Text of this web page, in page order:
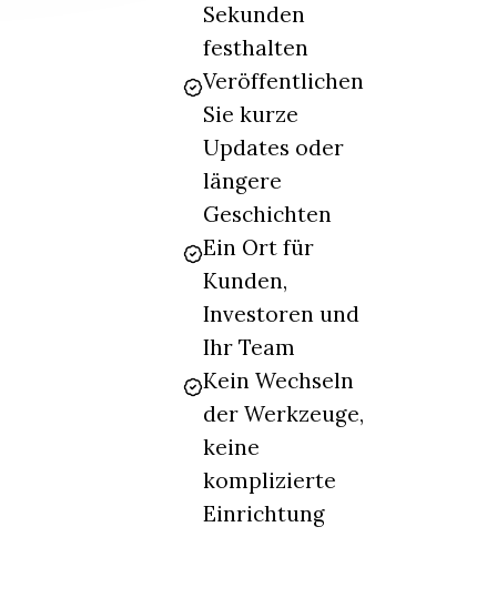
Sekunden
festhalten
Veröffentlichen
Sie kurze
Updates oder
längere
Geschichten
Ein Ort für
Kunden,
Investoren und
Ihr Team
Kein Wechseln
der Werkzeuge,
keine
komplizierte
Einrichtung